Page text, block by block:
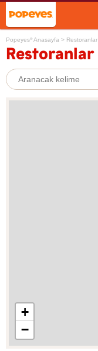
Popeyes® Anasayfa > Restoranlar
Restoranlar
+
−